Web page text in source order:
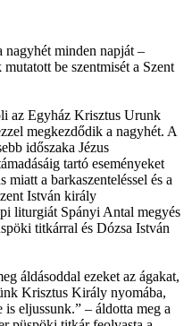
nagyhét minden napját –
be szentmisét a Szent
az Egyház Krisztus Urunk
megkezdődik a nagyhét. A
időszaka Jézus
tartó eseményeket
a barkaszenteléssel és a
István király
liturgiát Spányi Antal megyés
titkárral és Dózsa István
áldásoddal ezeket az ágakat,
Krisztus Király nyomába,
eljussunk.” – áldotta meg a